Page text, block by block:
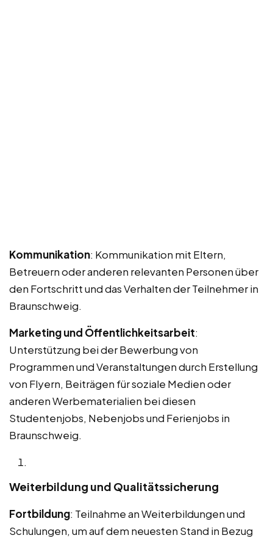
Kommunikation: Kommunikation mit Eltern,
Betreuern oder anderen relevanten Personen über
den Fortschritt und das Verhalten der Teilnehmer in
Braunschweig.
Marketing und Öffentlichkeitsarbeit:
Unterstützung bei der Bewerbung von
Programmen und Veranstaltungen durch Erstellung
von Flyern, Beiträgen für soziale Medien oder
anderen Werbematerialien bei diesen
Studentenjobs, Nebenjobs und Ferienjobs in
Braunschweig.
Weiterbildung und Qualitätssicherung
Fortbildung: Teilnahme an Weiterbildungen und
Schulungen, um auf dem neuesten Stand in Bezug